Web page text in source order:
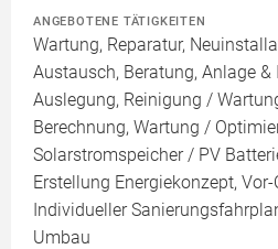
ANGEBOTENE TÄTIGKEITEN
Wartung, Reparatur,
Austausch, Beratung, Anlage
Auslegung, Reinigung /
Berechnung, Wartung /
Solarstromspeicher / PV
Erstellung Energiekonzept,
Individueller
Umbau